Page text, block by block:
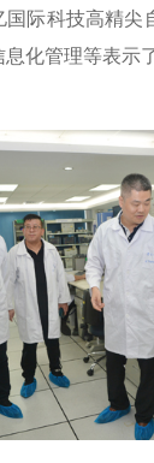
国际科技高精尖
化管理等表示